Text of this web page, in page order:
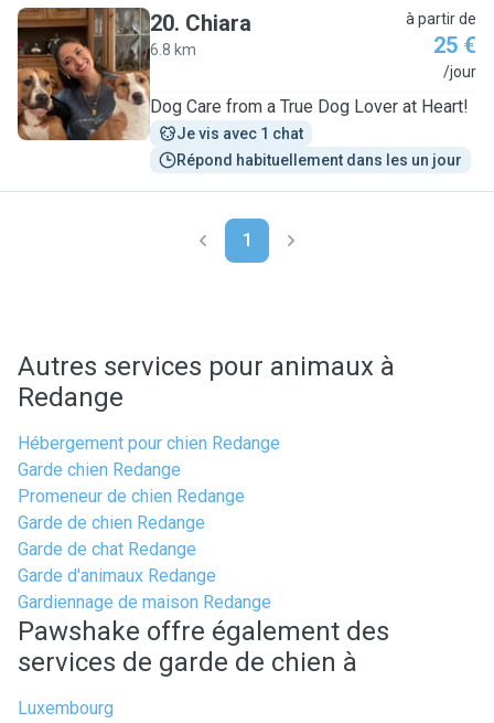
C
20. Chiara
6.8 km
à partir de
25 €
/jour
Dog Care from a True Dog Lover at Heart!
Je vis avec 1 chat
Répond habituellement dans les un jour
1
Autres services pour animaux à
Redange
Hébergement pour chien Redange
Garde chien Redange
Promeneur de chien Redange
Garde de chien Redange
Garde de chat Redange
Garde d'animaux Redange
Gardiennage de maison Redange
Pawshake offre également des
services de garde de chien à
Luxembourg